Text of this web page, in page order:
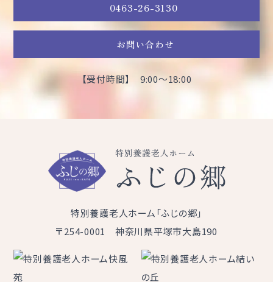
0463-26-3130
お問い合わせ
【受付時間】 9:00～18:00
特別養護老人ホーム「ふじの郷」
〒254-0001 神奈川県平塚市大島190